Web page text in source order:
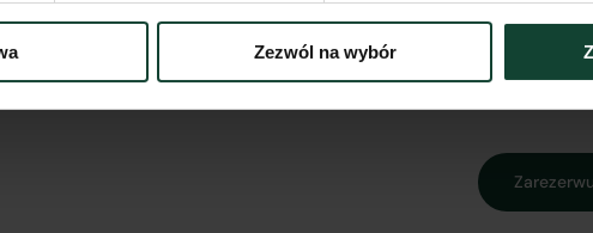
Zezwól na wybór